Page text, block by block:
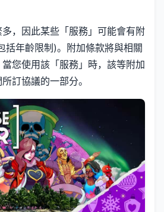
，因此某些「服務」可能會有附
括年齡限制)。附加條款將與相關
當您使用該「服務」時，該等附加
訂協議的一部分。